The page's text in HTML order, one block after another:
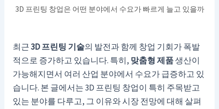
3D 프린팅 창업은 어떤 분야에서 수요가 빠르게 늘고 있을까
최근3D 프린팅 기술의 발전과 함께 창업 기회가 폭발
적으로 증가하고 있습니다. 특히, 맞춤형 제품생산이
가능해지면서 여러 산업 분야에서 수요가 급증하고 있
습니다. 본 글에서는 3D 프린팅 창업이 특히 주목받고
있는 분야를 다루고, 그 이유와 시장 전망에 대해 살펴